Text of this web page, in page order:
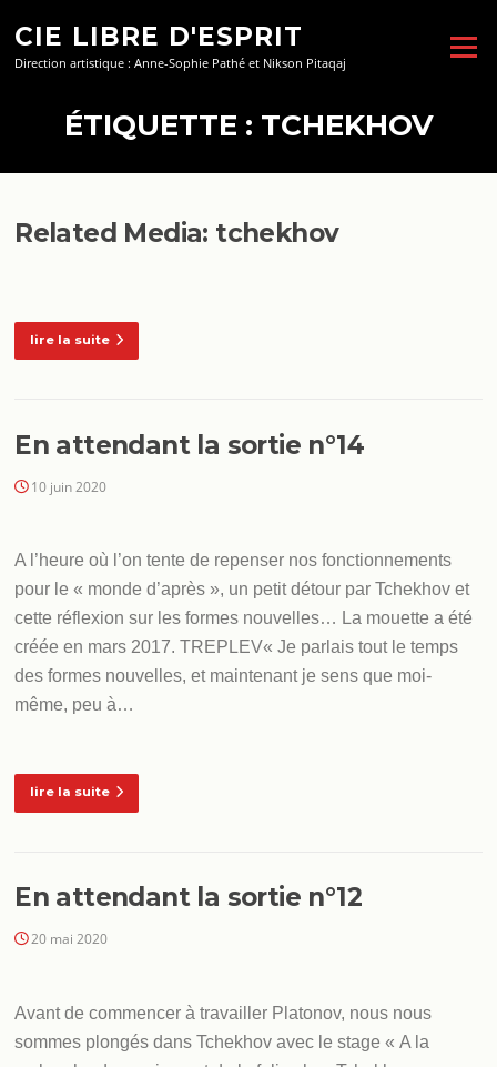
contenu
CIE LIBRE D'ESPRIT
Direction artistique : Anne-Sophie Pathé et Nikson Pitaqaj
Menu
ÉTIQUETTE : TCHEKHOV
Related Media: tchekhov
lire la suite
En attendant la sortie n°14
10 juin 2020
A l’heure où l’on tente de repenser nos fonctionnements
pour le « monde d’après », un petit détour par Tchekhov et
cette réflexion sur les formes nouvelles… La mouette a été
créée en mars 2017. TREPLEV« Je parlais tout le temps
des formes nouvelles, et maintenant je sens que moi-
même, peu à…
lire la suite
En attendant la sortie n°12
20 mai 2020
Avant de commencer à travailler Platonov, nous nous
sommes plongés dans Tchekhov avec le stage « A la